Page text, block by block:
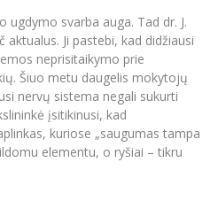
svarba auga. Tad dr. J.
Ji pastebi, kad didžiausi
neprisitaikymo prie
Šiuo metu daugelis mokytojų
nervų sistema negali sukurti
įsitikinusi, kad
kuriose „saugumas tampa
elementu, o ryšiai – tikru